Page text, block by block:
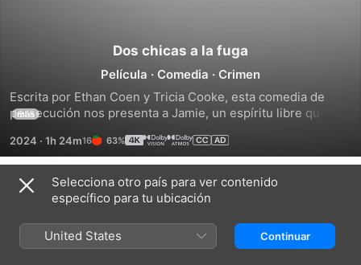
Dos chicas a la fuga
Película · Comedia · Crimen
Escrita por Ethan Coen y Tricia Cooke, esta comedia de
persecución nos presenta a Jamie, un espíritu libre que
reservada amiga Marian, que necesita desinhibirse
urgentemente. Buscan empezar de cero y se embarcan en
un viaje improvisado por carretera hasta Tallahassee, pero
las cosas se tuercen cuando se cruzan con un grupo de
delincuentes ineptos.
más
2024 · 1h 24m 63%
Tráileres
Selecciona otro país para ver contenido
específico para tu ubicación
United States Continuar